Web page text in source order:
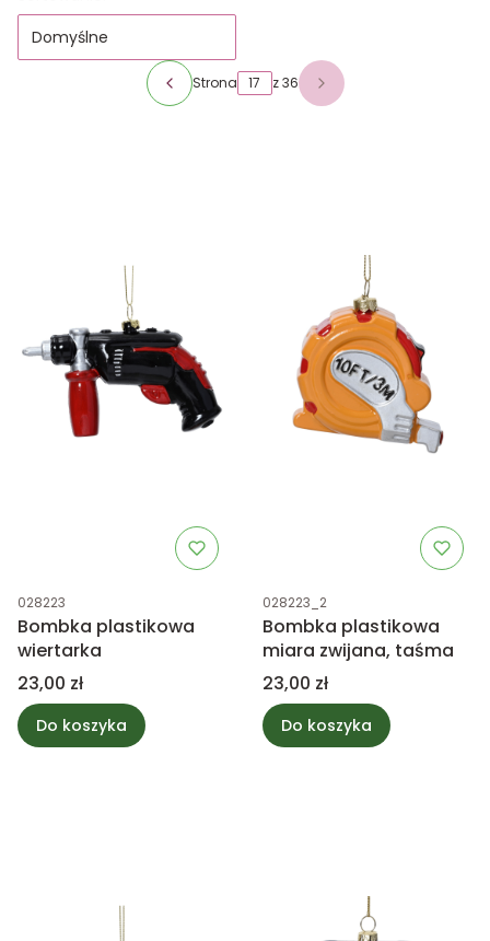
Domyślne
Poprzednie produkty
Strona z 36 Następne produkty
Kod produktu
028223
Bombka plastikowa
wiertarka
Cena
23,00 zł
Do koszyka
Kod produktu
028223_2
Bombka plastikowa
miara zwijana, taśma
Cena
23,00 zł
Do koszyka